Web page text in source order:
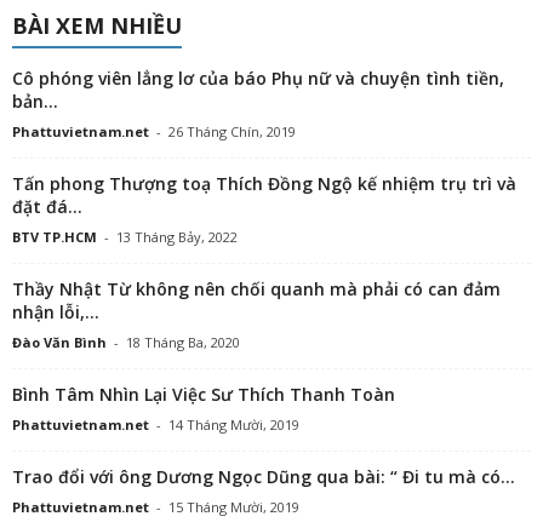
BÀI XEM NHIỀU
Cô phóng viên lẳng lơ của báo Phụ nữ và chuyện tình tiền,
bản...
Phattuvietnam.net - 26 Tháng Chín, 2019
Tấn phong Thượng toạ Thích Đồng Ngộ kế nhiệm trụ trì và
đặt đá...
BTV TP.HCM - 13 Tháng Bảy, 2022
Thầy Nhật Từ không nên chối quanh mà phải có can đảm
nhận lỗi,...
Đào Văn Bình - 18 Tháng Ba, 2020
Bình Tâm Nhìn Lại Việc Sư Thích Thanh Toàn
Phattuvietnam.net - 14 Tháng Mười, 2019
Trao đổi với ông Dương Ngọc Dũng qua bài: “ Đi tu mà có...
Phattuvietnam.net - 15 Tháng Mười, 2019